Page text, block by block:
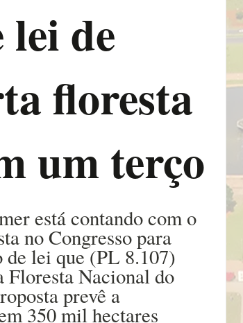
de
floresta
um terço
está contando com o
no Congresso para
lei que (PL 8.107)
Floresta Nacional do
prevê a
350 mil hectares